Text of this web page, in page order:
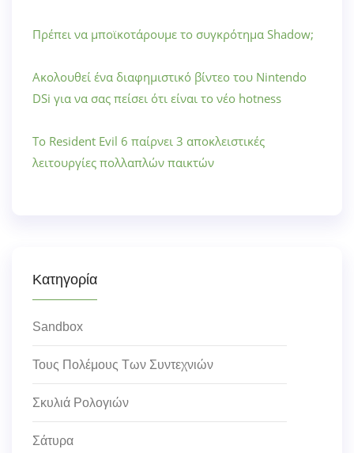
Πρέπει να μποϊκοτάρουμε το συγκρότημα Shadow;
Ακολουθεί ένα διαφημιστικό βίντεο του Nintendo
DSi για να σας πείσει ότι είναι το νέο hotness
Το Resident Evil 6 παίρνει 3 αποκλειστικές
λειτουργίες πολλαπλών παικτών
Κατηγορία
Sandbox
Τους Πολέμους Των Συντεχνιών
Σκυλιά Ρολογιών
Σάτυρα